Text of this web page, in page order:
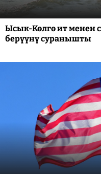
Ысык-Көлгө ит менен
берүүнү суранышты